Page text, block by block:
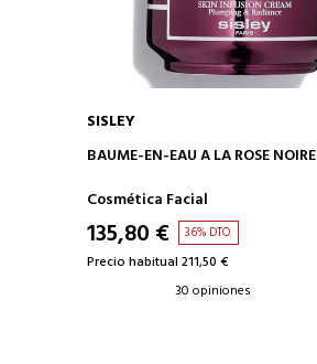
AÑADIR A LA CESTA
SISLEY
BAUME-EN-EAU A LA ROSE NOIRE
Cosmética Facial
135,80 € 36% DTO.
Precio habitual 211,50 €
30 opiniones